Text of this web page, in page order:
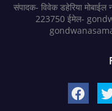
संपादक- विवेक डहेरिया
223750 ईमेल-